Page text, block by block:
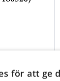
för att ge